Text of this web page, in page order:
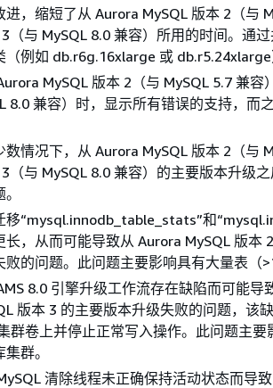
进，缩短了从 Aurora MySQL 版本 2（与
（与 MySQL 8.0 兼容）所用的时间。通
（例如 db.r6g.16xlarge 或 db.r5.24xlarge
MySQL 版本 2（与 MySQL 5.7 兼容
8.0 兼容）时，显示所有错误的支持，而
数情况下，从 Aurora MySQL 版本 2（与
（与 MySQL 8.0 兼容）的主要版本升级
移“mysql.innodb_table_stats”和
长，从而可能导致从 Aurora MySQL 版本
的问题。此问题主要影响具有大量表（
8.0 引擎升级工作流存在缺陷而可能导
版本 3 的主要版本升级失败的问题，该
群卷上并停止正常写入操作。此问题主要
群。
清除线程未正确保持活动状态而导